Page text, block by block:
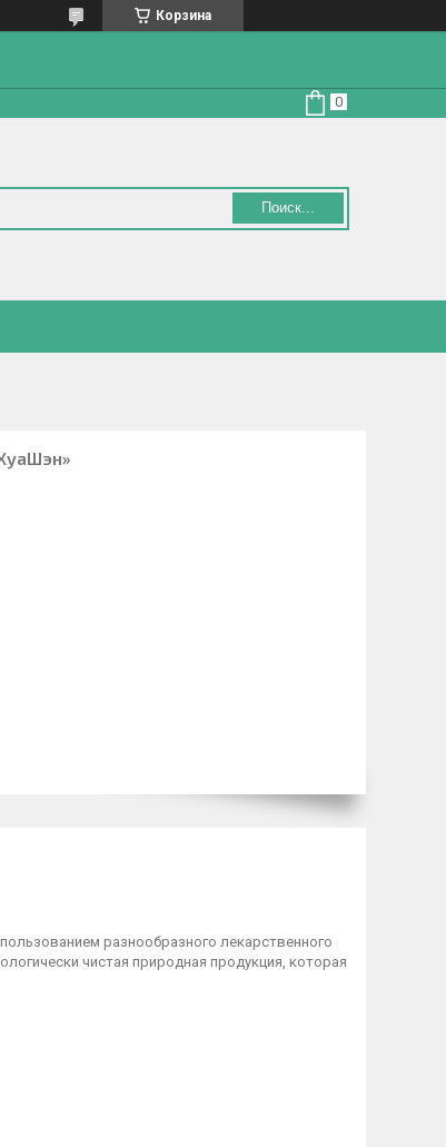
Корзина
Поиск...
разнообразного лекарственного
чистая природная продукция, которая